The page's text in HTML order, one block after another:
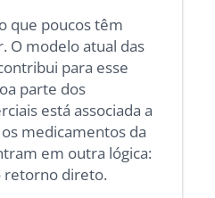
que poucos têm
O modelo atual das
para esse
parte dos
está associada a
medicamentos da
em outra lógica:
retorno direto.